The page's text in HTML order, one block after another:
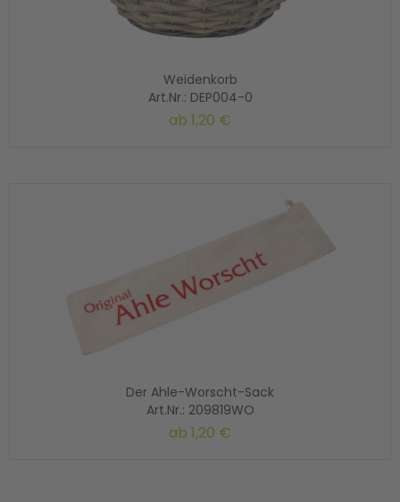
Weidenkorb
Art.Nr.: DEP004-0
ab 1,20 €
Der Ahle-Worscht-Sack
Art.Nr.: 209819WO
ab 1,20 €